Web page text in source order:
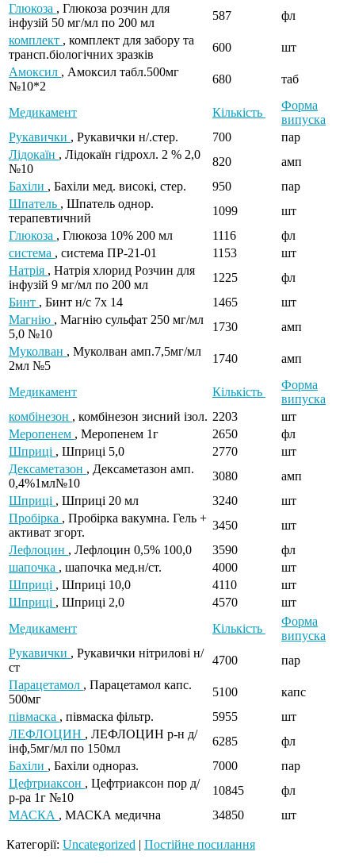
Глюкоза , Глюкоза розчин для
інфузій 50 мг/мл по 200 мл
587
фл
комплект , комплект для забору та
трансп.біологічних зразків
600
шт
Амоксил , Амоксил табл.500мг
№10*2
680 таб
Медикамент Кількість
Форма
випуска
Рукавички , Рукавички н/.стер. 700
пар
Лідокаїн , Лідокаїн гідрохл. 2 % 2,0
№10
820
амп
Бахіли , Бахіли мед. високі, стер. 950
пар
Шпатель , Шпатель однор.
терапевтичний
1099
шт
Глюкоза , Глюкоза 10% 200 мл 1116
фл
система , система ПР-21-01 1153
шт
Натрія , Натрія хлорид Розчин для
інфузій 9 мг/мл по 200 мл
1225
фл
Бинт , Бинт н/с 7х 14 1465
шт
Магнію , Магнію сульфат 250 мг/мл
5,0 №10
1730
амп
Муколван , Муколван амп.7,5мг/мл
2мл №5
1740 амп
Медикамент Кількість
Форма
випуска
комбінезон , комбінезон зисний ізол. 2203
шт
Меропенем , Меропенем 1г 2650
фл
Шприці , Шприці 5,0 2770
шт
Дексаметазон , Дексаметазон амп.
0,4%1мл№10
3080
амп
Шприці , Шприці 20 мл 3240
шт
Пробірка , Пробірка вакумна. Гель +
активат згорт.
3450
шт
Лефлоцин , Лефлоцин 0,5% 100,0 3590
фл
шапочка , шапочка мед.н/ст. 4000
шт
Шприці , Шприці 10,0 4110
шт
Шприці , Шприці 2,0 4570
шт
Медикамент
Кількість
Форма
випуска
Рукавички , Рукавички нітрилові н/
ст
4700
пар
Парацетамол , Парацетамол капс.
500мг
5100
капс
півмаска , півмаска фільтр. 5955
шт
ЛЕФЛОЦИН , ЛЕФЛОЦИН р-н д/
інф,5мг/мл по 150мл
6285
фл
Бахіли , Бахіли однораз. 7000
пар
Цефтриаксон , Цефтриаксон пор д/
р-ра 1г №10
10845
фл
МАСКА , МАСКА медична 34850 шт
Категорії: Uncategorized | Постійне посилання